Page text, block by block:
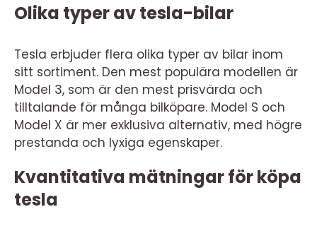
Olika typer av tesla-bilar
Tesla erbjuder flera olika typer av bilar inom
sitt sortiment. Den mest populära modellen är
Model 3, som är den mest prisvärda och
tilltalande för många bilköpare. Model S och
Model X är mer exklusiva alternativ, med högre
prestanda och lyxiga egenskaper.
Kvantitativa mätningar för köpa
tesla